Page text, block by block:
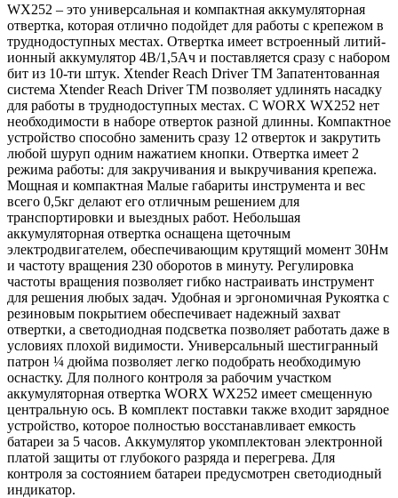
WX252 – это универсальная и компактная аккумуляторная
отвертка, которая отлично подойдет для работы с крепежом в
труднодоступных местах. Отвертка имеет встроенный литий-
ионный аккумулятор 4В/1,5Ач и поставляется сразу с набором
бит из 10-ти штук. Xtender Reach Driver TM Запатентованная
система Xtender Reach Driver TM позволяет удлинять насадку
для работы в труднодоступных местах. С WORX WX252 нет
необходимости в наборе отверток разной длинны. Компактное
устройство способно заменить сразу 12 отверток и закрутить
любой шуруп одним нажатием кнопки. Отвертка имеет 2
режима работы: для закручивания и выкручивания крепежа.
Мощная и компактная Малые габариты инструмента и вес
всего 0,5кг делают его отличным решением для
транспортировки и выездных работ. Небольшая
аккумуляторная отвертка оснащена щеточным
электродвигателем, обеспечивающим крутящий момент 30Нм
и частоту вращения 230 оборотов в минуту. Регулировка
частоты вращения позволяет гибко настраивать инструмент
для решения любых задач. Удобная и эргономичная Рукоятка с
резиновым покрытием обеспечивает надежный захват
отвертки, а светодиодная подсветка позволяет работать даже в
условиях плохой видимости. Универсальный шестигранный
патрон ¼ дюйма позволяет легко подобрать необходимую
оснастку. Для полного контроля за рабочим участком
аккумуляторная отвертка WORX WX252 имеет смещенную
центральную ось. В комплект поставки также входит зарядное
устройство, которое полностью восстанавливает емкость
батареи за 5 часов. Аккумулятор укомплектован электронной
платой защиты от глубокого разряда и перегрева. Для
контроля за состоянием батареи предусмотрен светодиодный
индикатор.